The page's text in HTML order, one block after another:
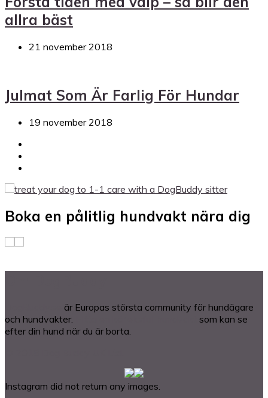
allra bäst
21 november 2018
Julmat Som Är Farlig För Hundar
19 november 2018
Boka en pålitlig hundvakt nära dig
är Europas största community för hundägare
och hundvakter.
som kan se
efter din hund när du är borta.
Instagram did not return any images.